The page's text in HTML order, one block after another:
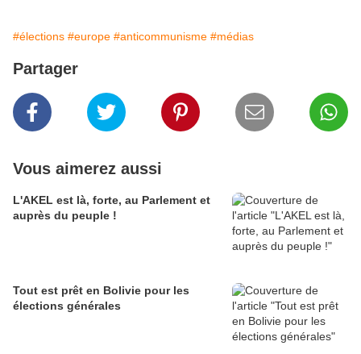
#élections #europe #anticommunisme #médias
Partager
Vous aimerez aussi
L'AKEL est là, forte, au Parlement et
auprès du peuple !
Tout est prêt en Bolivie pour les
élections générales